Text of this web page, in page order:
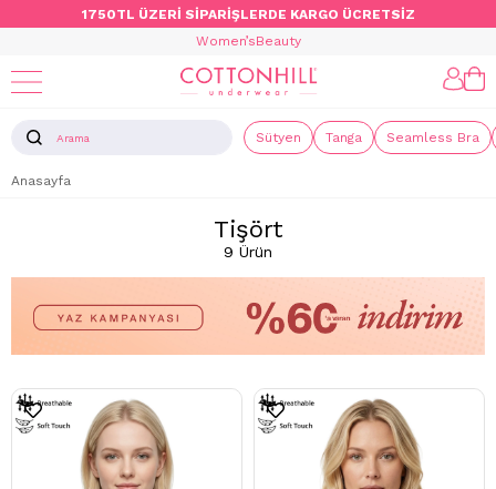
1750TL ÜZERİ SİPARİŞLERDE KARGO ÜCRETSİZ
Women’sBeauty
Sütyen Tanga Seamless Bra
Anasayfa
Tişört
9 Ürün